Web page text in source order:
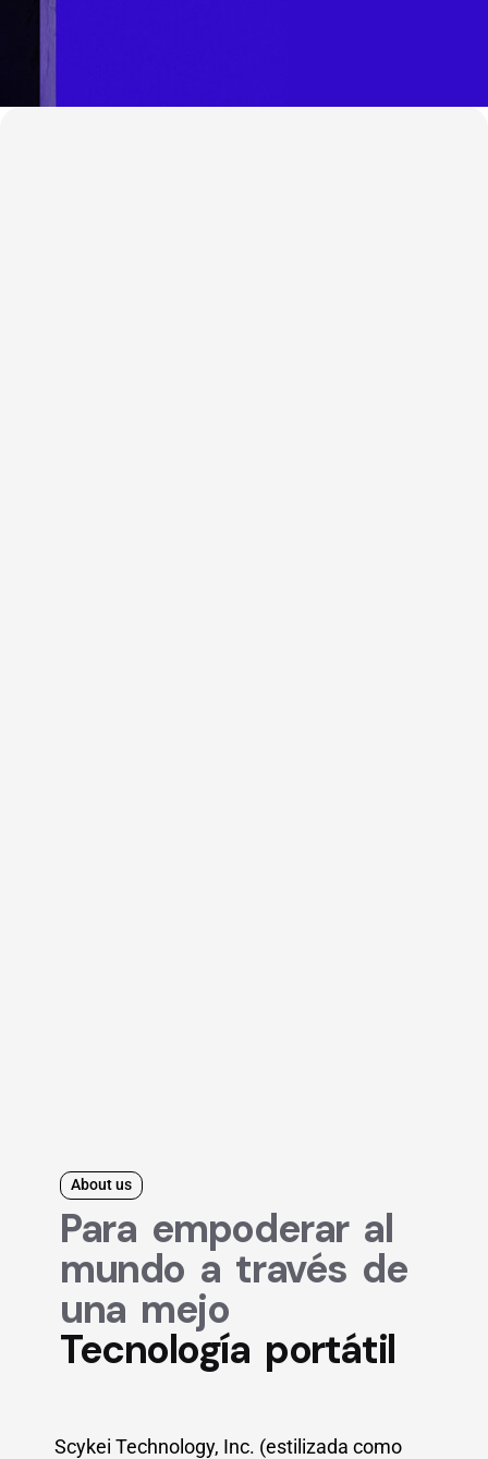
About us
Para empoderar al
mundo a través de
una mejo
Tecnología portátil
Scykei Technology, Inc. (estilizada como